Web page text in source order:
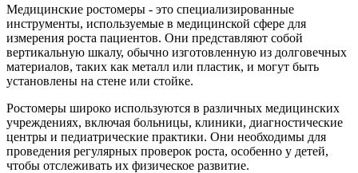
Медицинские ростомеры - это специализированные
инструменты, используемые в медицинской сфере для
измерения роста пациентов. Они представляют собой
вертикальную шкалу, обычно изготовленную из долговечных
материалов, таких как металл или пластик, и могут быть
установлены на стене или стойке.
Ростомеры широко используются в различных медицинских
учреждениях, включая больницы, клиники, диагностические
центры и педиатрические практики. Они необходимы для
проведения регулярных проверок роста, особенно у детей,
чтобы отслеживать их физическое развитие.